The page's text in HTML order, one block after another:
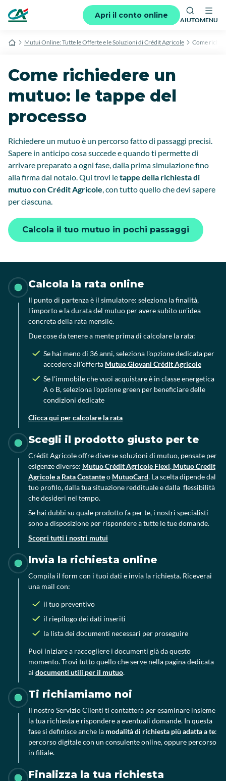
Apri il conto online
AIUTOMENU
Mutui Online: Tutte le Offerte e le Soluzioni di Crédit Agricole Come
Come richiedere un
mutuo: le tappe del
processo
Richiedere un mutuo è un percorso fatto di passaggi precisi.
Sapere in anticipo cosa succede e quando ti permette di
arrivare preparato a ogni fase, dalla prima simulazione fino
alla firma dal notaio. Qui trovi letappe della richiesta di
mutuo con Crédit Agricole, con tutto quello che devi sapere
per ciascuna.
Calcola il tuo mutuo in pochi passaggi
Calcola la rata online
Il punto di partenza è il simulatore: seleziona la finalità,
l'importo e la durata del mutuo per avere subito un'idea
concreta della rata mensile.
Due cose da tenere a mente prima di calcolare la rata:
Se hai meno di 36 anni, seleziona l'opzione dedicata per
accedere all'offerta Mutuo Giovani Crédit Agricole
Se l'immobile che vuoi acquistare è in classe energetica
A o B, seleziona l'opzione green per beneficiare delle
condizioni dedicate
Clicca qui per calcolare la rata
Scegli il prodotto giusto per te
Crédit Agricole offre diverse soluzioni di mutuo, pensate per
esigenze diverse: Mutuo Crédit Agricole Flexi, Mutuo Credit
Agricole a Rata Costanteo MutuoCard. La scelta dipende dal
tuo profilo, dalla tua situazione reddituale e dalla flessibilità
che desideri nel tempo.
Se hai dubbi su quale prodotto fa per te, i nostri specialisti
sono a disposizione per rispondere a tutte le tue domande.
Scopri tutti i nostri mutui
Invia la richiesta online
Compila il form con i tuoi dati e invia la richiesta. Riceverai
una mail con:
il tuo preventivo
il riepilogo dei dati inseriti
la lista dei documenti necessari per proseguire
Puoi iniziare a raccogliere i documenti già da questo
momento. Trovi tutto quello che serve nella pagina dedicata
ai documenti utili per il mutuo.
Ti richiamiamo noi
Il nostro Servizio Clienti ti contatterà per esaminare insieme
la tua richiesta e rispondere a eventuali domande. In questa
fase si definisce anche la modalità di richiesta più adatta a te:
percorso digitale con un consulente online, oppure percorso
in filiale.
Finalizza la tua richiesta